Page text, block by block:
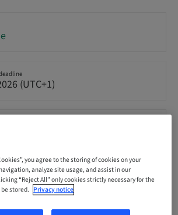
(UTC+1)
you agree to the storing of cookies on your
analyze site usage, and assist in our
“Reject All” only cookies strictly necessary for the
stored. Privacy notice